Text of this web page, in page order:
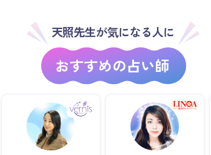
天照先生が気になる人に
おすすめの占い師